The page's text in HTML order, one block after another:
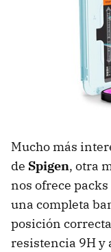
Mucho más
de Spigen, otra
nos ofrece
una completa
posición
resistencia 9H y